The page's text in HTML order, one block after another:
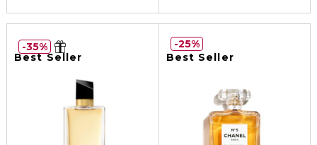
Best Seller
35%
Best Seller
25%